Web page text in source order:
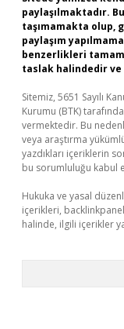
paylaşılmaktadır.
taşımamakta olup,
paylaşım
benzerlikleri
taslak halindedir
Sitemiz, 5651 Sayılı
Kurumu (BTK)
vermektedir. Bu
veya araştırma
yazdıkları içeriklerin
bu sorumluluğu kabul
Hukuka ve yasal
içerikleri,
halinde, ilgili içerikler